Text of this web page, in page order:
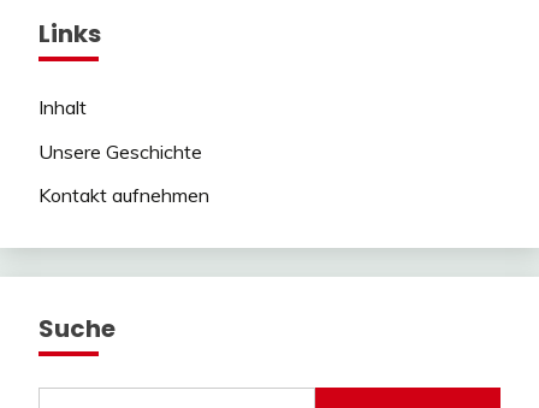
Links
Inhalt
Unsere Geschichte
Kontakt aufnehmen
Suche